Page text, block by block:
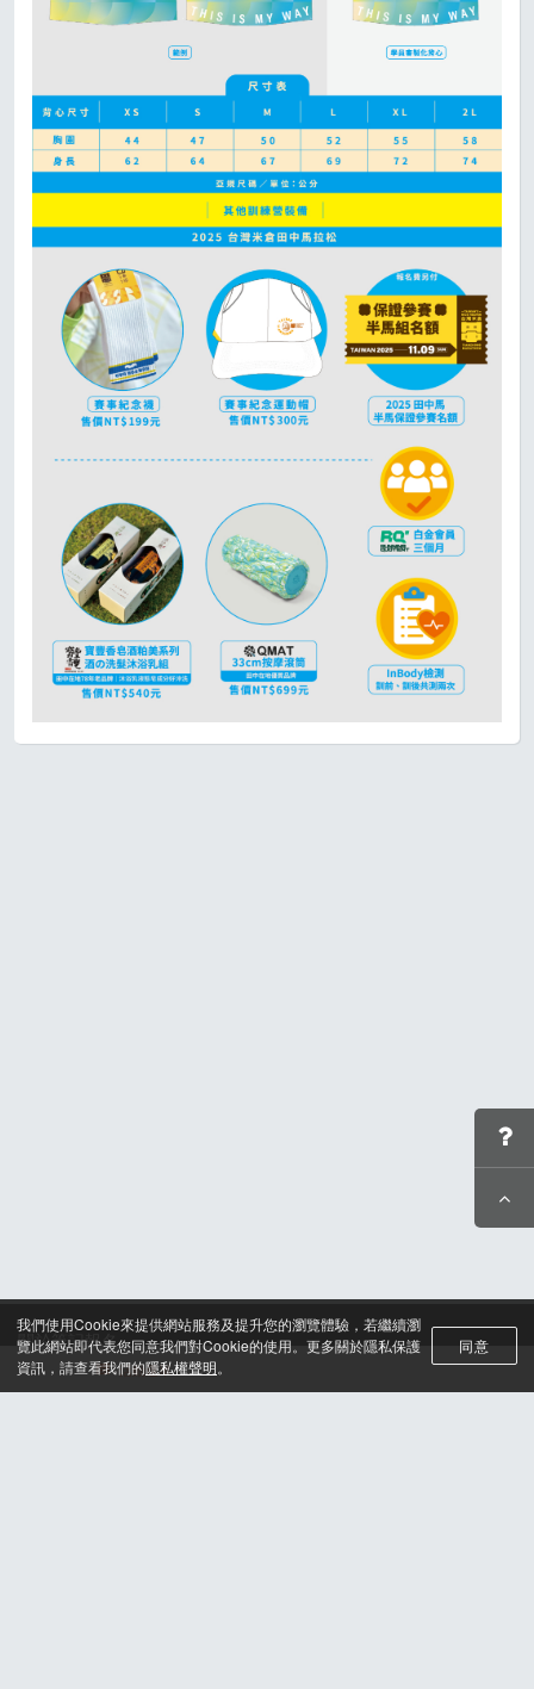
我們使用Cookie來提供網站服務及提升您的瀏覽體驗，若繼續瀏
覽此網站即代表您同意我們對Cookie的使用。更多關於隱私保護
資訊，請查看我們的隱私權聲明。
同意
活動選單
關於筆記報名
聯絡我們*
合作諮詢